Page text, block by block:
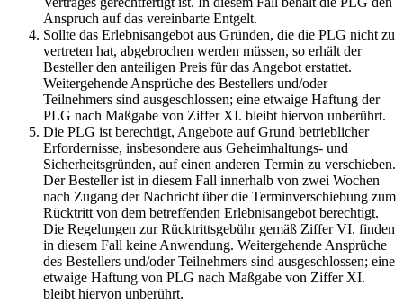
Anspruch auf das vereinbarte Entgelt.
Sollte das Erlebnisangebot aus Gründen, die die PLG nicht zu
vertreten hat, abgebrochen werden müssen, so erhält der
Besteller den anteiligen Preis für das Angebot erstattet.
Weitergehende Ansprüche des Bestellers und/oder
Teilnehmers sind ausgeschlossen; eine etwaige Haftung der
PLG nach Maßgabe von Ziffer XI. bleibt hiervon unberührt.
Die PLG ist berechtigt, Angebote auf Grund betrieblicher
Erfordernisse, insbesondere aus Geheimhaltungs- und
Sicherheitsgründen, auf einen anderen Termin zu verschieben.
Der Besteller ist in diesem Fall innerhalb von zwei Wochen
nach Zugang der Nachricht über die Terminverschiebung zum
Rücktritt von dem betreffenden Erlebnisangebot berechtigt.
Die Regelungen zur Rücktrittsgebühr gemäß Ziffer VI. finden
in diesem Fall keine Anwendung. Weitergehende Ansprüche
des Bestellers und/oder Teilnehmers sind ausgeschlossen; eine
etwaige Haftung von PLG nach Maßgabe von Ziffer XI.
bleibt hiervon unberührt.